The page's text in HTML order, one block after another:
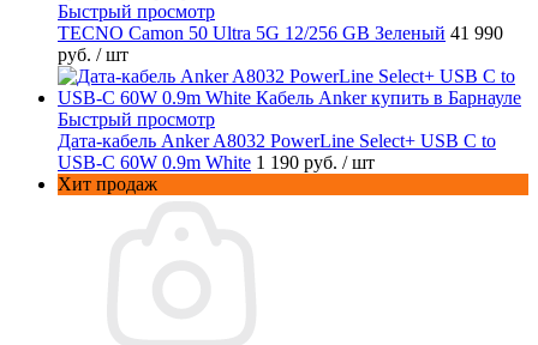
Быстрый просмотр
TECNO Camon 50 Ultra 5G 12/256 GB Зеленый 41 990
руб. / шт
Быстрый просмотр
Дата-кабель Anker A8032 PowerLine Select+ USB C to
USB-C 60W 0.9m White 1 190 руб. / шт
Хит продаж